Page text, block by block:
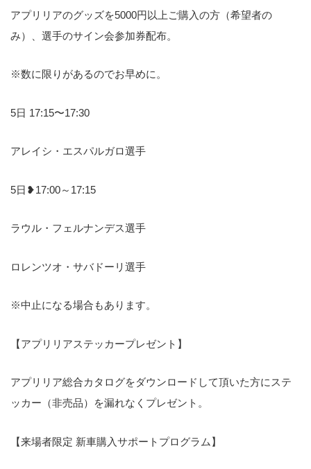
アプリリアのグッズを5000円以上ご購入の方（希望者の
み）、選手のサイン会参加券配布。
※数に限りがあるのでお早めに。
5日 17:15〜17:30
アレイシ・エスパルガロ選手
5日❥17:00～17:15
ラウル・フェルナンデス選手
ロレンツオ・サバドーリ選手
※中止になる場合もあります。
【アプリリアステッカープレゼント】
アプリリア総合カタログをダウンロードして頂いた方にステ
ッカー（非売品）を漏れなくプレゼント。
【来場者限定 新車購入サポートプログラム】